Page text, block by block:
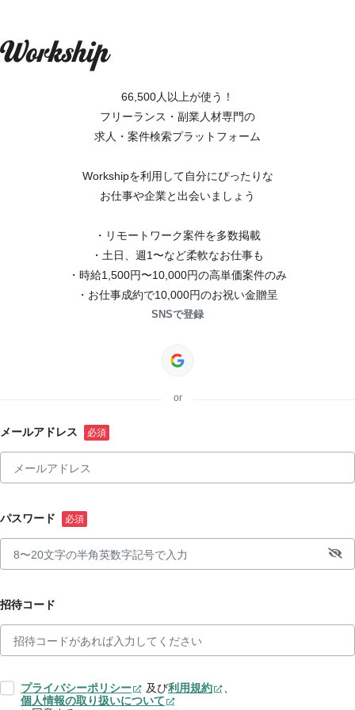
66,500人以上が使う！
フリーランス・副業人材専門の
求人・案件検索プラットフォーム
Workshipを利用して自分にぴったりな
お仕事や企業と出会いましょう
・リモートワーク案件を多数掲載
・土日、週1〜など柔軟なお仕事も
・時給1,500円〜10,000円の高単価案件のみ
・お仕事成約で10,000円のお祝い金贈呈
SNSで登録
or
メールアドレス
パスワード
招待コード
プライバシーポリシー 及び利用規約
、
個人情報の取り扱いについて